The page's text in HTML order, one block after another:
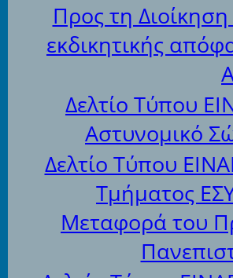
Προς τη
εκδικητικής
Δελτίο Τύπου
Αστυνομικό
Δελτίο Τύπου
Τμήματος
Μεταφορά του